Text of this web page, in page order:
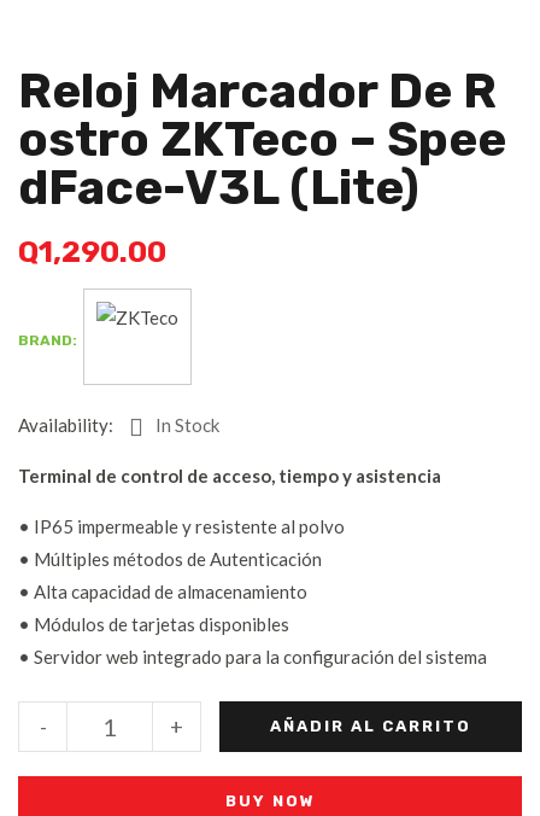
Reloj Marcador De R
Ostro ZKTeco – Spee
DFace-V3L (Lite)
Q1,290.00
BRAND:
Availability: In Stock
Terminal de control de acceso, tiempo y asistencia
• IP65 impermeable y resistente al polvo
• Múltiples métodos de Autenticación
• Alta capacidad de almacenamiento
• Módulos de tarjetas disponibles
• Servidor web integrado para la configuración del sistema
+
- AÑADIR AL CARRITO
BUY NOW